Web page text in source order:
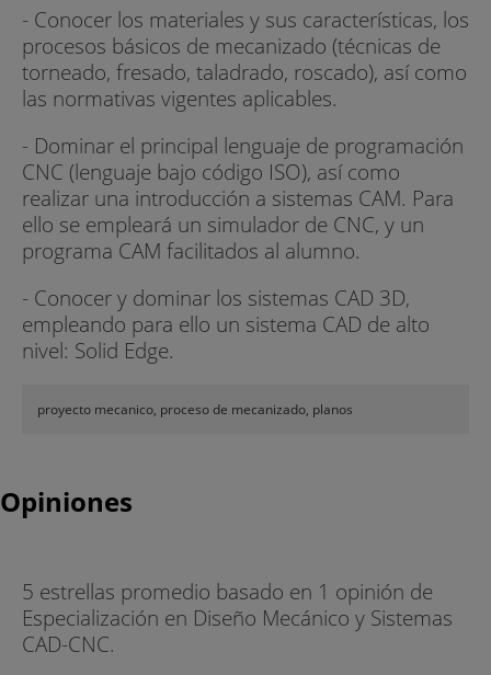
- Conocer los materiales y sus características, los
procesos básicos de mecanizado (técnicas de
torneado, fresado, taladrado, roscado), así como
las normativas vigentes aplicables.
- Dominar el principal lenguaje de programación
CNC (lenguaje bajo código ISO), así como
realizar una introducción a sistemas CAM. Para
ello se empleará un simulador de CNC, y un
programa CAM facilitados al alumno.
- Conocer y dominar los sistemas CAD 3D,
empleando para ello un sistema CAD de alto
nivel: Solid Edge.
proyecto mecanico, proceso de mecanizado, planos
Opiniones
5 estrellas promedio basado en 1 opinión de
Especialización en Diseño Mecánico y Sistemas
CAD-CNC.